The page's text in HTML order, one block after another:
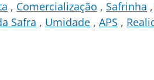
Comercialização Safrinha
Safra Umidade APS